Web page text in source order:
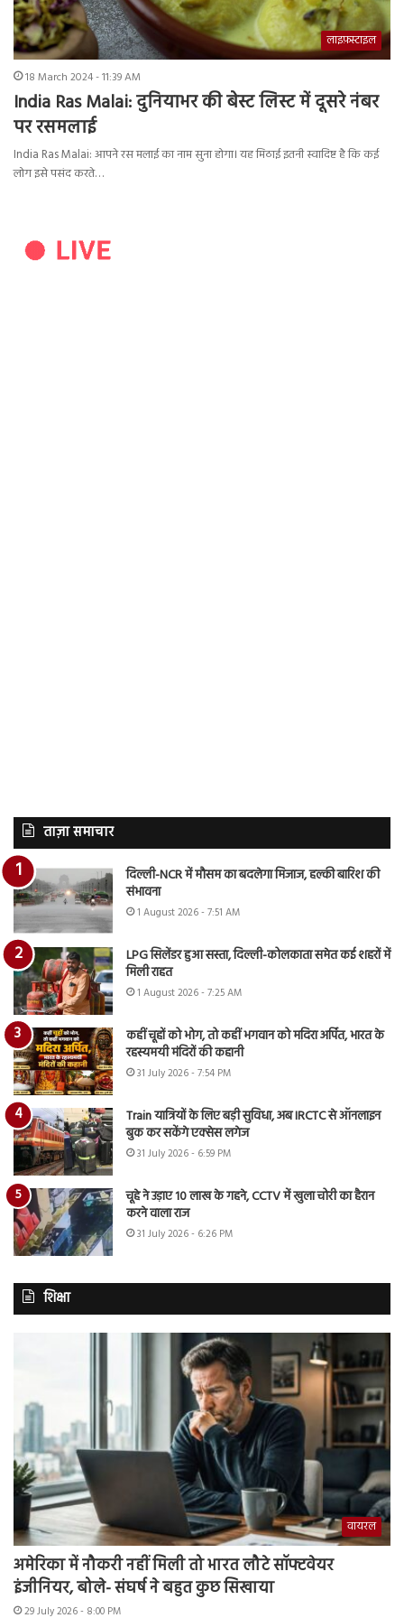
लाइफ़स्टाइल
18 March 2024 - 11:39 AM
India Ras Malai: दुनियाभर की बेस्ट लिस्ट में दूसरे नंबर
पर रसमलाई
India Ras Malai: आपने रस मलाई का नाम सुना होगा। यह मिठाई इतनी स्वादिष्ट है कि कई
लोग इसे पसंद करते…
ताज़ा समाचार
दिल्ली-NCR में मौसम का बदलेगा मिजाज, हल्की बारिश की
संभावना
1 August 2026 - 7:51 AM
LPG सिलेंडर हुआ सस्ता, दिल्ली-कोलकाता समेत कई शहरों में
मिली राहत
1 August 2026 - 7:25 AM
कहीं चूहों को भोग, तो कहीं भगवान को मदिरा अर्पित, भारत के
रहस्यमयी मंदिरों की कहानी
31 July 2026 - 7:54 PM
Train यात्रियों के लिए बड़ी सुविधा, अब IRCTC से ऑनलाइन
बुक कर सकेंगे एक्सेस लगेज
31 July 2026 - 6:59 PM
चूहे ने उड़ाए 10 लाख के गहने, CCTV में खुला चोरी का हैरान
करने वाला राज
31 July 2026 - 6:26 PM
शिक्षा
वायरल
अमेरिका में नौकरी नहीं मिली तो भारत लौटे सॉफ्टवेयर
इंजीनियर, बोले- संघर्ष ने बहुत कुछ सिखाया
29 July 2026 - 8:00 PM